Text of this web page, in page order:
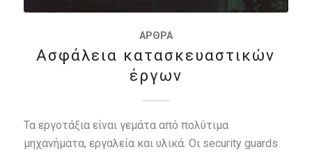
ΆΡΘΡΑ
Ασφάλεια κατασκευαστικών
έργων
Τα εργοτάξια είναι γεμάτα από πολύτιμα
μηχανήματα, εργαλεία και υλικά. Οι security guards